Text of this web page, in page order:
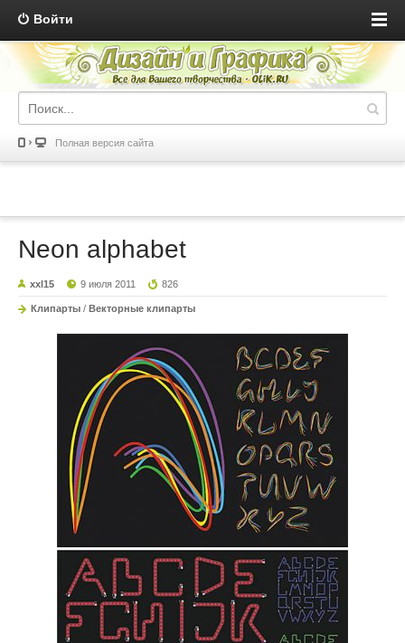
Войти
Полная версия сайта
Neon alphabet
xxl15 9 июля 2011 826
Клипарты / Векторные клипарты